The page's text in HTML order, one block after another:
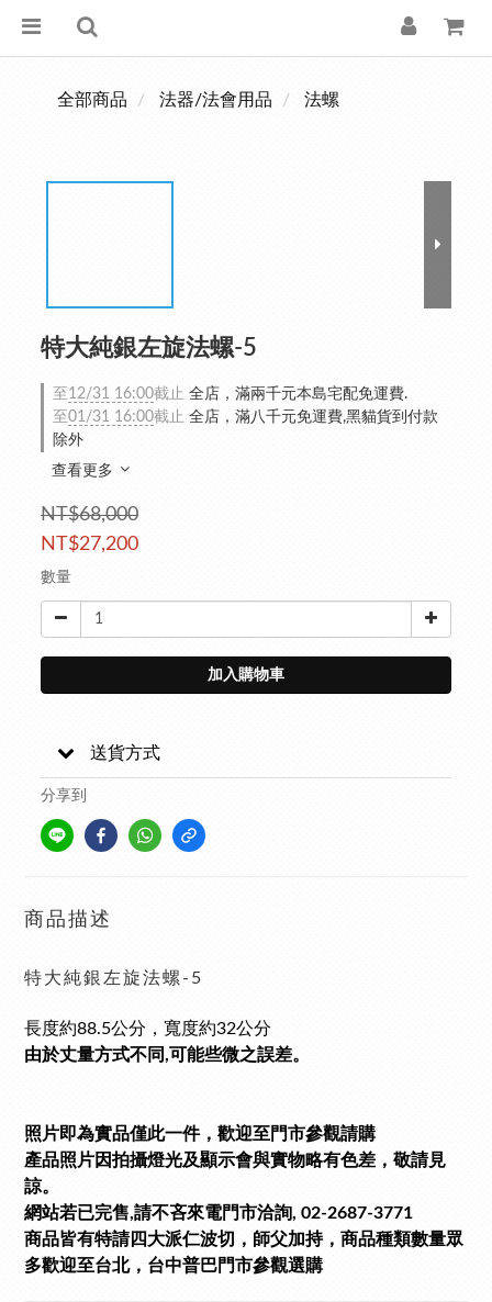
全部商品 法器/法會用品 法螺
特大純銀左旋法螺-5
至 12/31 16:00截止 全店，滿兩千元本島宅配免運費.
至01/31 16:00截止 全店，滿八千元免運費,黑貓貨到付款
除外
查看更多
NT$68,000
NT$27,200
數量
加入購物車
送貨方式
分享到
商品描述
特大純銀左旋法螺-5
長度約88.5公分，寬度約32公分
由於丈量方式不同,可能些微之誤差。
照片即為實品僅此一件，歡迎至門市參觀請購
產品照片因拍攝燈光及顯示會與實物略有色差，敬請見
諒。
網站若已完售,請不吝來電門市洽詢, 02-2687-3771
商品皆有特請四大派仁波切，師父加持，商品種類數量眾
多歡迎至台北， 台中普巴門市參觀選購